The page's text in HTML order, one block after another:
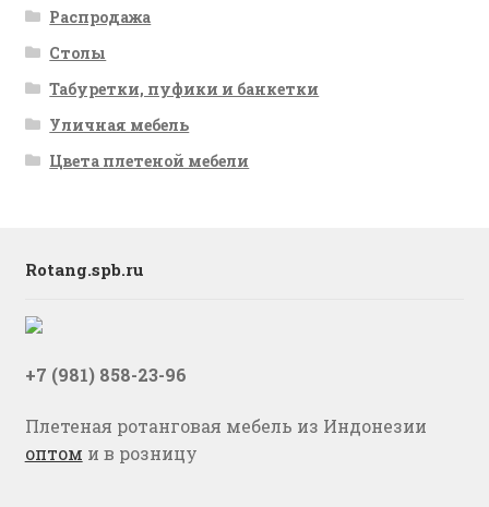
Распродажа
Столы
Табуретки, пуфики и банкетки
Уличная мебель
Цвета плетеной мебели
Rotang.spb.ru
+7 (981) 858-23-96
Плетеная ротанговая мебель из Индонезии
оптом и в розницу